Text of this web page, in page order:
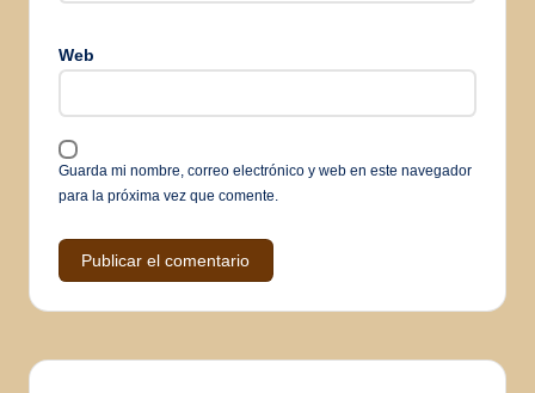
Web
Guarda mi nombre, correo electrónico y web en este navegador
para la próxima vez que comente.